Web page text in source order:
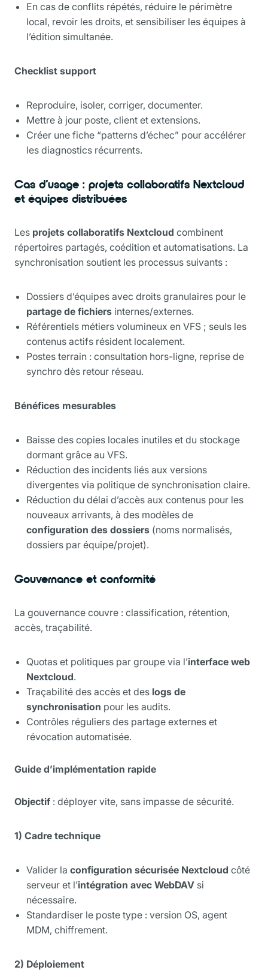
En cas de conflits répétés, réduire le périmètre
local, revoir les droits, et sensibiliser les équipes à
l’édition simultanée.
Checklist support
Reproduire, isoler, corriger, documenter.
Mettre à jour poste, client et extensions.
Créer une fiche “patterns d’échec” pour accélérer
les diagnostics récurrents.
Cas d’usage : projets collaboratifs Nextcloud
et équipes distribuées
Les projets collaboratifs Nextcloud combinent
répertoires partagés, coédition et automatisations. La
synchronisation soutient les processus suivants :
Dossiers d’équipes avec droits granulaires pour le
partage de fichiers internes/externes.
Référentiels métiers volumineux en VFS ; seuls les
contenus actifs résident localement.
Postes terrain : consultation hors-ligne, reprise de
synchro dès retour réseau.
Bénéfices mesurables
Baisse des copies locales inutiles et du stockage
dormant grâce au VFS.
Réduction des incidents liés aux versions
divergentes via politique de synchronisation claire.
Réduction du délai d’accès aux contenus pour les
nouveaux arrivants, à des modèles de
configuration des dossiers (noms normalisés,
dossiers par équipe/projet).
Gouvernance et conformité
La gouvernance couvre : classification, rétention,
accès, traçabilité.
Quotas et politiques par groupe via l’interface web
Nextcloud.
Traçabilité des accès et des logs de
synchronisation pour les audits.
Contrôles réguliers des partage externes et
révocation automatisée.
Guide d’implémentation rapide
Objectif : déployer vite, sans impasse de sécurité.
1) Cadre technique
Valider la configuration sécurisée Nextcloud côté
serveur et l’intégration avec WebDAV si
nécessaire.
Standardiser le poste type : version OS, agent
MDM, chiffrement.
2) Déploiement